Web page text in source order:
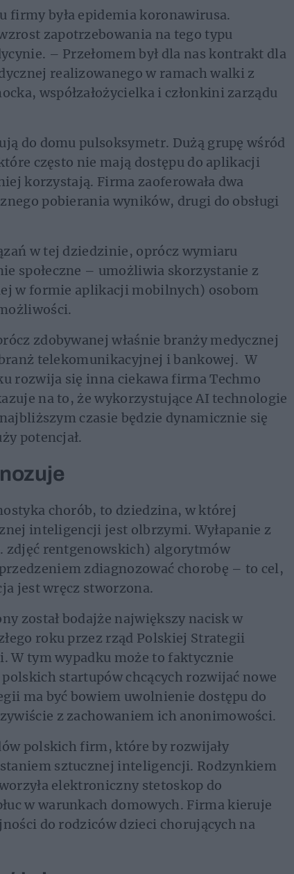
firmy była epidemia koronawirusa.
zapotrzebowania na tego typu
– Przełomem był dla nas kontrakt dla
realizowanego w ramach walki z
współzałożycielka i członkini zarządu
do domu pulsoksymetr. Dużą grupę wśród
często nie mają dostępu do aplikacji
korzystają. Firma zaoferowała dwa
pobierania wyników, drugi do obsługi
w tej dziedzinie, oprócz wymiaru
społeczne – umożliwia skorzystanie z
w formie aplikacji mobilnych) osobom
zdobywanej właśnie branży medycznej
telekomunikacyjnej i bankowej. W
rozwija się inna ciekawa firma Techmo
na to, że wykorzystujące AI technologie
czasie będzie dynamicznie się
potencjał.
chorób, to dziedzina, w której
inteligencji jest olbrzymi. Wyłapanie z
zdjęć rentgenowskich) algorytmów
zdiagnozować chorobę – to cel,
jest wręcz stworzona.
został bodajże największy nacisk w
roku przez rząd Polskiej Strategii
W tym wypadku może to faktycznie
startupów chcących rozwijać nowe
ma być bowiem uwolnienie dostępu do
z zachowaniem ich anonimowości.
polskich firm, które by rozwijały
sztucznej inteligencji. Rodzynkiem
elektroniczny stetoskop do
w warunkach domowych. Firma kieruje
do rodziców dzieci chorujących na